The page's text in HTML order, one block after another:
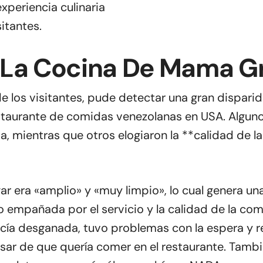
culinaria
Cocina De Mama
los visitantes, pude detectar una gran
de comidas venezolanas en USA.
mientras que otros elogiaron la **calidad de
era «amplio» y «muy limpio», lo cual genera
empañada por el servicio y la calidad de la
desganada, tuvo problemas con la espera y
de que quería comer en el restaurante.